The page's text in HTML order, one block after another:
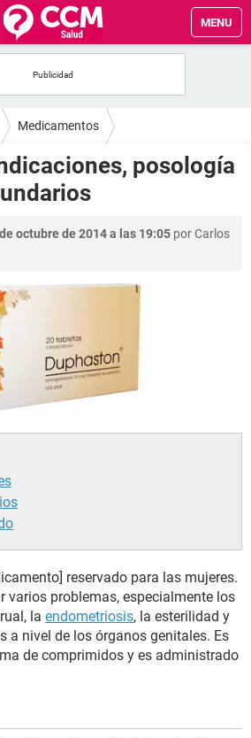
MENU
Medicamentos
posología
octubre de 2014 a las 19:05 porCarlos
reservado para las mujeres.
varios problemas, especialmente los
la endometriosis, la esterilidad y
a nivel de los órganos genitales. Es
de comprimidos y es administrado